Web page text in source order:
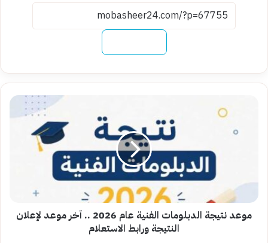
الدبلومات
الفنية
موعد
لإعلان
موعد نتيجة الدبلومات الفنية عام 2026 .. آخر موعد لإعلان
النتيجة ورابط الاستعلام